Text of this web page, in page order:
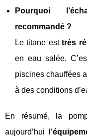
Pourquoi
recommandé ?
Le titane esttrès
en eau salée.
piscines chauffées
à des conditions
En résumé, la
aujourd’hui l’